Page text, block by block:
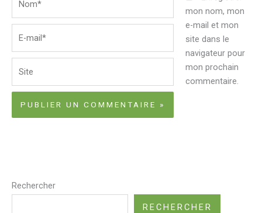
mail*
mon nom, mon
e-mail et mon
site dans le
navigateur pour
mon prochain
commentaire.
Rechercher
RECHERCHER